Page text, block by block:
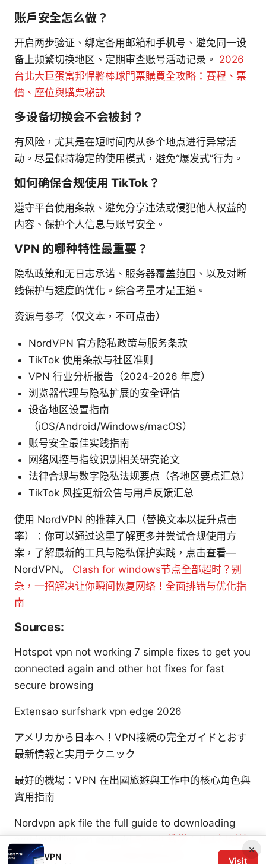
账户安全怎么做？
开启两步验证、绑定备用邮箱和手机号、避免同一设
备上频繁切换地区、定期审查账号活动记录。 2026
台北大巨蛋富邦悍將棒球門票購買全攻略：賽程、票
價、座位與購票秘訣
多设备切换会不会被封？
有风险，尤其是在短时间内从多个地点进行异常活
动。尽量保持稳定的使用模式，避免“爆发式”行为。
如何确保合规使用 TikTok？
遵守平台使用条款、避免分享违法或侵犯他人权益的
内容、保护个人信息与账号安全。
VPN 的哪种特性最重要？
隐私政策和无日志承诺、服务器覆盖范围、以及对断
线保护与速度的优化。综合考量才是王道。
资源与参考（仅文本，不可点击）
NordVPN 官方隐私政策与服务条款
TikTok 使用条款与社区准则
VPN 行业分析报告（2024-2026 年度）
浏览器代理与隐私扩展的安全评估
设备地区设置指南
（iOS/Android/Windows/macOS）
账号安全最佳实践指南
网络风控与指纹识别相关研究论文
法律合规与数字隐私法规要点（各地区要点汇总）
TikTok 风控更新公告与用户反馈汇总
使用 NordVPN 的推荐入口（替换文本以提升点击
率）：你可以通过这里了解更多并尝试合规使用方
案，了解最新的工具与隐私保护实践，点击查看—
NordVPN。 Clash for windows节点全部超时？别
急，一招解决让你瞬间恢复网络！全面排错与优化指
南
Sources:
Hotspot vpn not working 7 simple fixes to get you
connected again and other hot fixes for fast
secure browsing
Extensao surfshark vpn edge 2026
アメリカから日本へ！VPN接続の完全ガイドとおす
最新情報と実用テクニック
最好的機場：VPN 在出國旅遊與工作中的核心角色與
實用指南
Nordvpn apk file the full guide to downloading
and installing on androidFaceit 教学：从入门到精
通的完整指南：全方位攻略與實用技巧
×
VPN Visit